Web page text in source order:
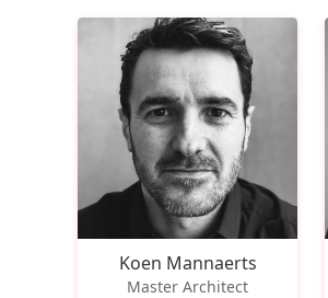
Koen Mannaerts
Master Architect